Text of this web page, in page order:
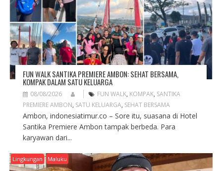
N
FUN WALK SANTIKA PREMIERE AMBON: SEHAT BERSAMA,
KOMPAK DALAM SATU KELUARGA
08/08/2026 FUN WALK, KOMPAK, SANTIKA
PREMIERE AMBON, SATU KELUARGA, SEHAT BERSAMA
Ambon, indonesiatimur.co – Sore itu, suasana di Hotel
Santika Premiere Ambon tampak berbeda. Para
karyawan dari...
Lingkungan Maluku